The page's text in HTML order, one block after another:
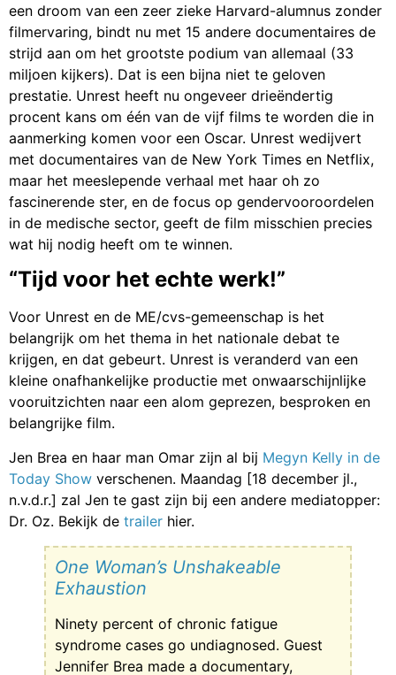
een droom van een zeer zieke Harvard-alumnus zonder
filmervaring, bindt nu met 15 andere documentaires de
strijd aan om het grootste podium van allemaal (33
miljoen kijkers). Dat is een bijna niet te geloven
prestatie. Unrest heeft nu ongeveer drieëndertig
procent kans om één van de vijf films te worden die in
aanmerking komen voor een Oscar. Unrest wedijvert
met documentaires van de New York Times en Netflix,
maar het meeslepende verhaal met haar oh zo
fascinerende ster, en de focus op gendervooroordelen
in de medische sector, geeft de film misschien precies
wat hij nodig heeft om te winnen.
“Tijd voor het echte werk!”
Voor Unrest en de ME/cvs-gemeenschap is het
belangrijk om het thema in het nationale debat te
krijgen, en dat gebeurt. Unrest is veranderd van een
kleine onafhankelijke productie met onwaarschijnlijke
vooruitzichten naar een alom geprezen, besproken en
belangrijke film.
Jen Brea en haar man Omar zijn al bij Megyn Kelly in de
Today Show verschenen. Maandag [18 december jl.,
n.v.d.r.] zal Jen te gast zijn bij een andere mediatopper:
Dr. Oz. Bekijk de trailer hier.
One Woman’s Unshakeable
Exhaustion
Ninety percent of chronic fatigue
syndrome cases go undiagnosed. Guest
Jennifer Brea made a documentary,